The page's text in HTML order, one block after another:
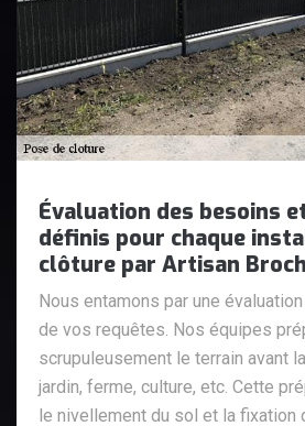
Évaluation des besoins
définis pour chaque
clôture par Artisan
Nous entamons par une
de vos requêtes. Nos équipes
scrupuleusement le terrain avant
jardin, ferme, culture, etc. Cette
le nivellement du sol et la fixation